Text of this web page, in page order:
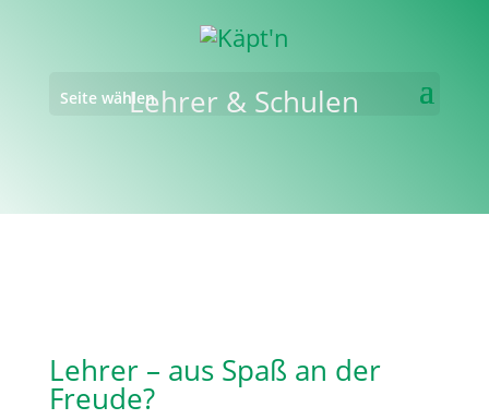
Seite wählenLehrer & Schulen
Lehrer – aus Spaß an der
Freude?